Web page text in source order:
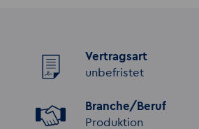
Vertragsart
unbefristet
Branche/Beruf
Produktion